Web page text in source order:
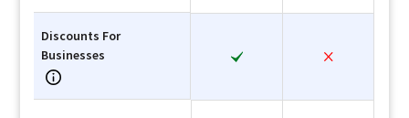
Discounts For
Businesses